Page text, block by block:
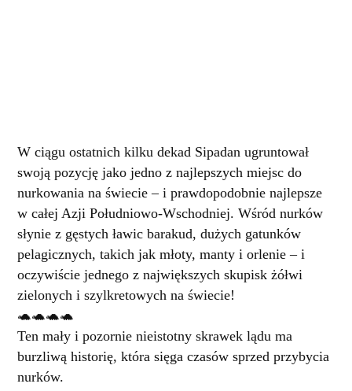
W ciągu ostatnich kilku dekad Sipadan ugruntował
swoją pozycję jako jedno z najlepszych miejsc do
nurkowania na świecie – i prawdopodobnie najlepsze
w całej Azji Południowo-Wschodniej. Wśród nurków
słynie z gęstych ławic barakud, dużych gatunków
pelagicznych, takich jak młoty, manty i orlenie – i
oczywiście jednego z największych skupisk żółwi
zielonych i szylkretowych na świecie!
🐢🐢🐢🐢
Ten mały i pozornie nieistotny skrawek lądu ma
burzliwą historię, która sięga czasów sprzed przybycia
nurków.